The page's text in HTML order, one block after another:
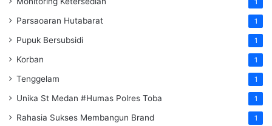
1
Parsaoaran Hutabarat 1
Pupuk Bersubsidi 1
Korban 1
Tenggelam 1
Unika St Medan #Humas Polres Toba 1
Rahasia Sukses Membangun Brand 1